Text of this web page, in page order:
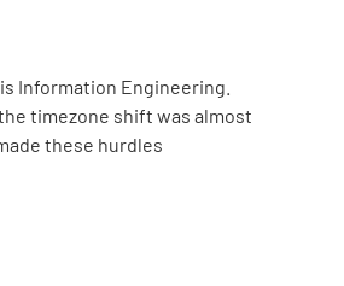
Information Engineering.
timezone shift was almost
these hurdles